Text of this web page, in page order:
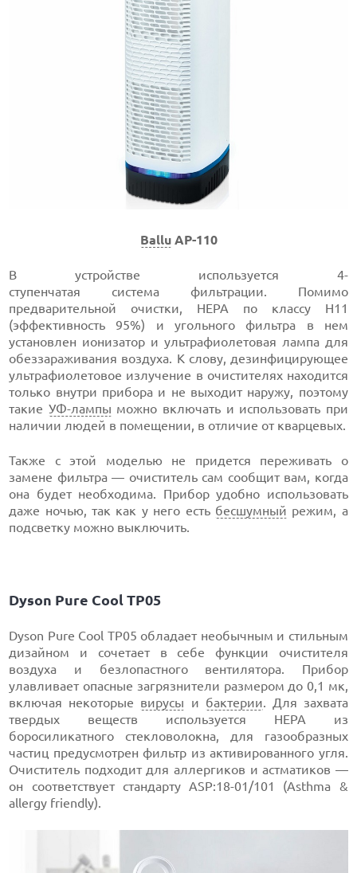
BalluAP-110
В устройстве используется 4-
ступенчатая система фильтрации. Помимо
предварительной очистки, HEPA по классу H11
(эффективность 95%) и угольного фильтра в нем
установлен ионизатор и ультрафиолетовая лампа для
обеззараживания воздуха. К слову, дезинфицирующее
ультрафиолетовое излучение в очистителях находится
только внутри прибора и не выходит наружу, поэтому
такие УФ-лампы можно включать и использовать при
наличии людей в помещении, в отличие от кварцевых.
Также с этой моделью не придется переживать о
замене фильтра — очиститель сам сообщит вам, когда
она будет необходима. Прибор удобно использовать
даже ночью, так как у него есть бесшумный режим, а
подсветку можно выключить.
Dyson Pure Cool TP05
Dyson Pure Cool TP05 обладает необычным и стильным
дизайном и сочетает в себе функции очистителя
воздуха и безлопастного вентилятора. Прибор
улавливает опасные загрязнители размером до 0,1 мк,
включая некоторые вирусы и бактерии. Для захвата
твердых веществ используется HEPA из
боросиликатного стекловолокна, для газообразных
частиц предусмотрен фильтр из активированного угля.
Очиститель подходит для аллергиков и астматиков —
он соответствует стандарту ASP:18-01/101 (Asthma &
allergy friendly).